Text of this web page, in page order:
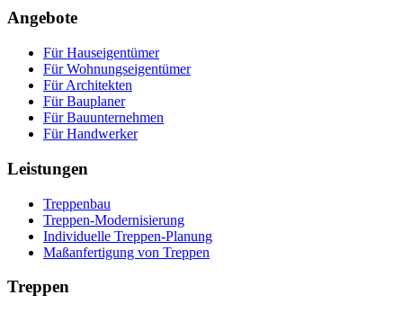
Angebote
Für Hauseigentümer
Für Wohnungseigentümer
Für Architekten
Für Bauplaner
Für Bauunternehmen
Für Handwerker
Leistungen
Treppenbau
Treppen-Modernisierung
Individuelle Treppen-Planung
Maßanfertigung von Treppen
Treppen